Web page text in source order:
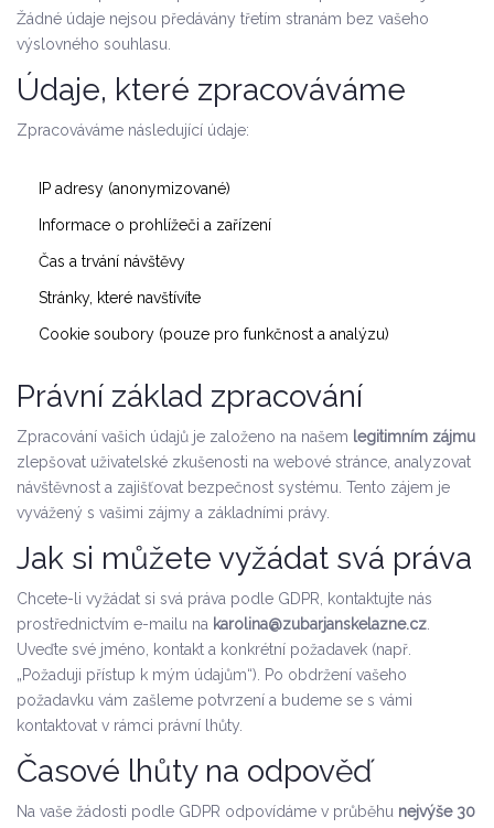
Žádné údaje nejsou předávány třetím stranám bez vašeho
výslovného souhlasu.
Údaje, které zpracováváme
Zpracováváme následující údaje:
IP adresy (anonymizované)
Informace o prohlížeči a zařízení
Čas a trvání návštěvy
Stránky, které navštívíte
Cookie soubory (pouze pro funkčnost a analýzu)
Právní základ zpracování
Zpracování vašich údajů je založeno na našem legitimním zájmu
zlepšovat uživatelské zkušenosti na webové stránce, analyzovat
návštěvnost a zajišťovat bezpečnost systému. Tento zájem je
vyvážený s vašimi zájmy a základními právy.
Jak si můžete vyžádat svá práva
Chcete-li vyžádat si svá práva podle GDPR, kontaktujte nás
prostřednictvím e-mailu na karolina@zubarjanskelazne.cz
Uveďte své jméno, kontakt a konkrétní požadavek (např.
„Požaduji přístup k mým údajům“). Po obdržení vašeho
požadavku vám zašleme potvrzení a budeme se s vámi
kontaktovat v rámci právní lhůty.
Časové lhůty na odpověď
Na vaše žádosti podle GDPR odpovídáme v průběhu nejvýše 30